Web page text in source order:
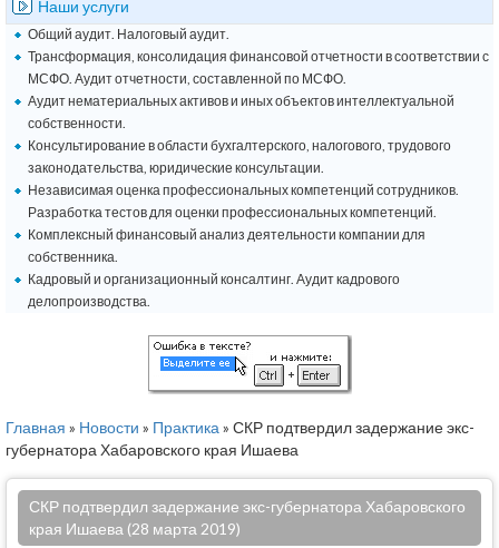
Наши услуги
Общий аудит. Налоговый аудит.
Трансформация, консолидация финансовой отчетности в соответствии с
МСФО. Аудит отчетности, составленной по МСФО.
Аудит нематериальных активов и иных объектов интеллектуальной
собственности.
Консультирование в области бухгалтерского, налогового, трудового
законодательства, юридические консультации.
Независимая оценка профессиональных компетенций сотрудников.
Разработка тестов для оценки профессиональных компетенций.
Комплексный финансовый анализ деятельности компании для
собственника.
Кадровый и организационный консалтинг. Аудит кадрового
делопроизводства.
Главная » Новости » Практика » СКР подтвердил задержание экс-
губернатора Хабаровского края Ишаева
СКР подтвердил задержание экс-губернатора Хабаровского
края Ишаева (28 марта 2019)